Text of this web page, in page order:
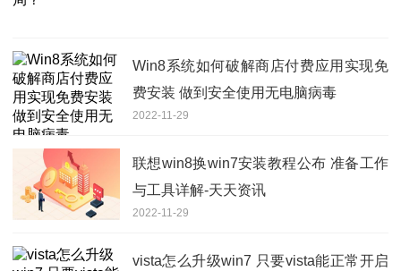
Win8系统如何破解商店付费应用实现免
费安装 做到安全使用无电脑病毒
2022-11-29
联想win8换win7安装教程公布 准备工作
与工具详解-天天资讯
2022-11-29
vista怎么升级win7 只要vista能正常开启